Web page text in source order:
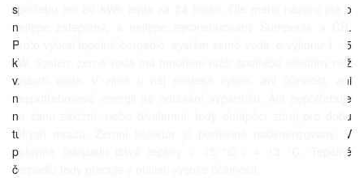
spotřebu jen 80 kWh tepla za 24 hodin. Dle mého názoru jde o
nejlépe zateplený, a nejlépe rekonstruovaný Šumperák v ČR.
Proto vybral tepelné čerpadlo, systém země voda, o výkonu 1 - 5
kW. Systém země voda má mnohem nižší spotřebu elektřiny než
vzduch voda. V zimě u něj neklesá výkon, ani účinnost, ani
nespotřebovává energii na odtávání výparníku. Ani nepotřebuje
na zimu záložní, nebo bivalentní, tedy dotápěcí zdroj pro dobu
tuhých mrazů. Zemní kolektor je perfektně nadimenzovaný. V
polovině listopadu dává teploty + 15 °C / + 13 °C. Tepelné
čerpadlo tedy pracuje v oblasti vysoké účinnosti.